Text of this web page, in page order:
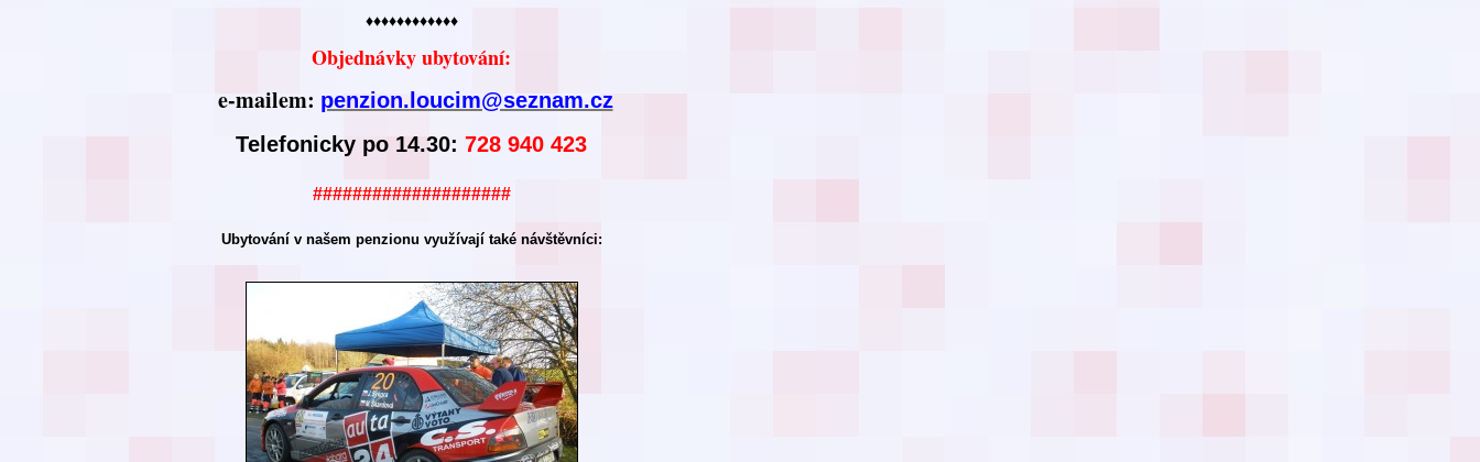
♦♦♦♦♦♦♦♦♦♦♦♦
Objednávky ubytování:
e-mailem: penzion.loucim@seznam.cz
Telefonicky po 14.30: 728 940 423
####################
Ubytování v našem penzionu využívají také návštěvníci: